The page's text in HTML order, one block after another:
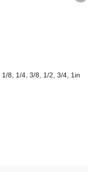
1/8, 1/4, 3/8, 1/2, 3/4, 1in